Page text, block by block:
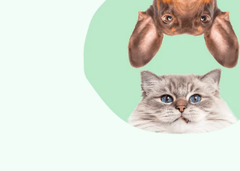
Langfristig stehe ich vor allem freitags ab
Mittag sowie an den Wochenenden zur
Verfügung. Individuelle Absprachen sind
selbstverständlich möglich. Aktuell biete
ich ausschließlich Gassi-Service und
Spaziergänge an. Während unserer
gemeinsamen Zeit achte ich auf einen
ruhigen, sicheren und liebevollen